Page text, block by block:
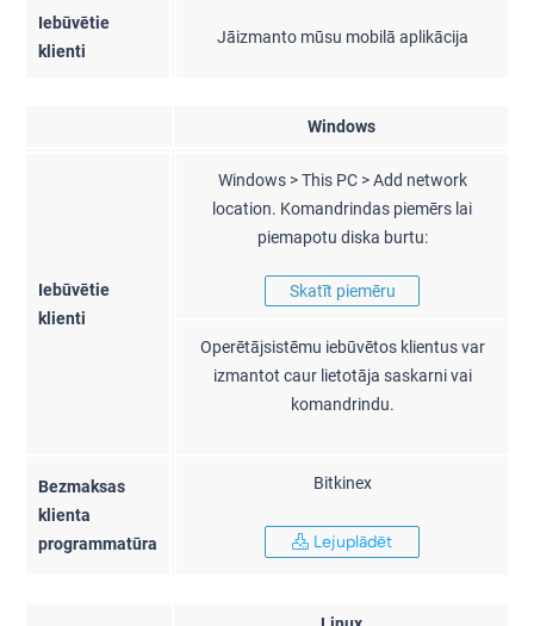
Iebūvētie
klienti
Jāizmanto mūsu mobilā aplikācija
Windows
Iebūvētie
klienti
Windows > This PC > Add network
location. Komandrindas piemērs lai
piemapotu diska burtu:
Skatīt piemēru
Operētājsistēmu iebūvētos klientus var
izmantot caur lietotāja saskarni vai
komandrindu.
Bezmaksas
klienta
programmatūra
Bitkinex
Lejuplādēt